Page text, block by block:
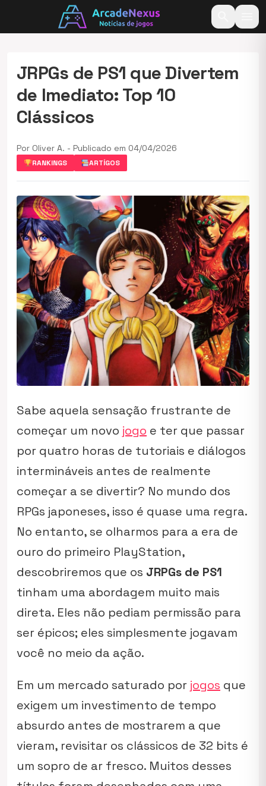
JRPGs de PS1 que Divertem
de Imediato: Top 10
Clássicos
Por Oliver A. - Publicado em 04/04/2026
RANKINGS ARTÍGOS
Sabe aquela sensação frustrante de
começar um novo jogo e ter que passar
por quatro horas de tutoriais e diálogos
intermináveis antes de realmente
começar a se divertir? No mundo dos
RPGs japoneses, isso é quase uma regra.
No entanto, se olharmos para a era de
ouro do primeiro PlayStation,
descobriremos que os JRPGs de PS1
tinham uma abordagem muito mais
direta. Eles não pediam permissão para
ser épicos; eles simplesmente jogavam
você no meio da ação.
Em um mercado saturado por jogos que
exigem um investimento de tempo
absurdo antes de mostrarem a que
vieram, revisitar os clássicos de 32 bits é
um sopro de ar fresco. Muitos desses